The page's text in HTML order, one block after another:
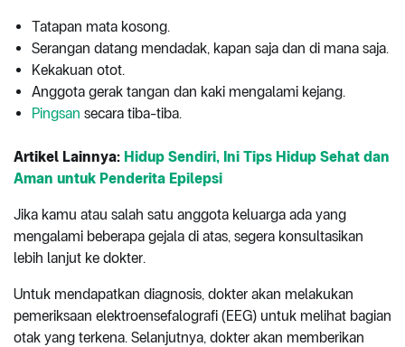
Tatapan mata kosong.
Serangan datang mendadak, kapan saja dan di mana saja.
Kekakuan otot.
Anggota gerak tangan dan kaki mengalami kejang.
Pingsan secara tiba-tiba.
Artikel Lainnya: Hidup Sendiri, Ini Tips Hidup Sehat dan
Aman untuk Penderita Epilepsi
Jika kamu atau salah satu anggota keluarga ada yang
mengalami beberapa gejala di atas, segera konsultasikan
lebih lanjut ke dokter.
Untuk mendapatkan diagnosis, dokter akan melakukan
pemeriksaan elektroensefalografi (EEG) untuk melihat bagian
otak yang terkena. Selanjutnya, dokter akan memberikan